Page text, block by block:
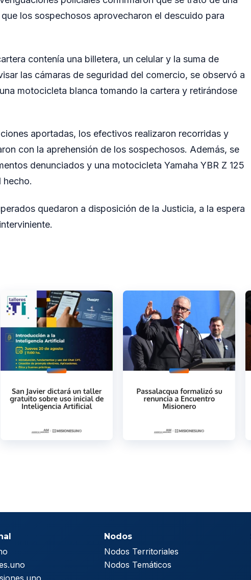
los sospechosos aprovecharon el descuido para
contenía una billetera, un celular y la suma de
las cámaras de seguridad del comercio, se observó a
motocicleta blanca tomando la cartera y retirándose
aportadas, los efectivos realizaron recorridas y
con la aprehensión de los sospechosos. Además, se
denunciados y una motocicleta Yamaha YBR Z 125
hecho.
quedaron a disposición de la Justicia, a la espera
Nodos
Nodos Territoriales
Nodos Temáticos